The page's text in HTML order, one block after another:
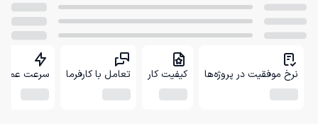
نرخ موفقیت در پروژه‌ها کیفیت کار تعامل با کارفرما سرعت عمل